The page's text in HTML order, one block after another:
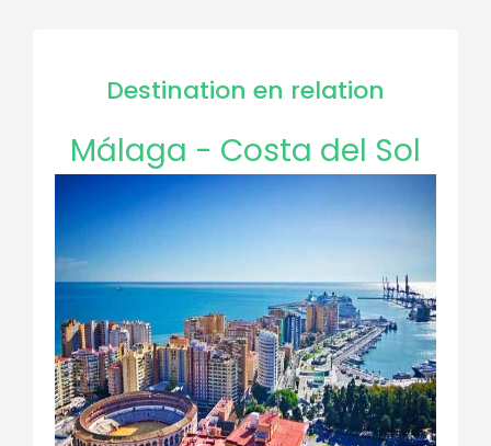
Destination en relation
Málaga - Costa del Sol